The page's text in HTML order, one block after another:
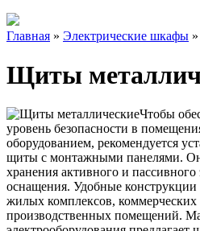
Главная » Электрические шкафы »
Щиты
Чтобы
уровень безопасности в
оборудованием, рекомендуется
щиты с монтажными панелями.
хранения активного и пассивного
оснащения. Удобные конструкции
жилых комплексов, коммерческих
производственных помещений.